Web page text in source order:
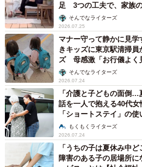
足 3つの工夫で、家族
グ”にそんでなライターズ
2026.07.25
マナー守って静かに見
きキッズに東京駅清掃
ズ 母感激「お行儀よく
そんでなライターズ
2026.07.24
「介護と子どもの面倒
話を一人で抱える40代
「ショートステイ」の
説】もくもくライターズ
2026.07.24
「うちの子は夏休み中ど
障害のある子の居場所